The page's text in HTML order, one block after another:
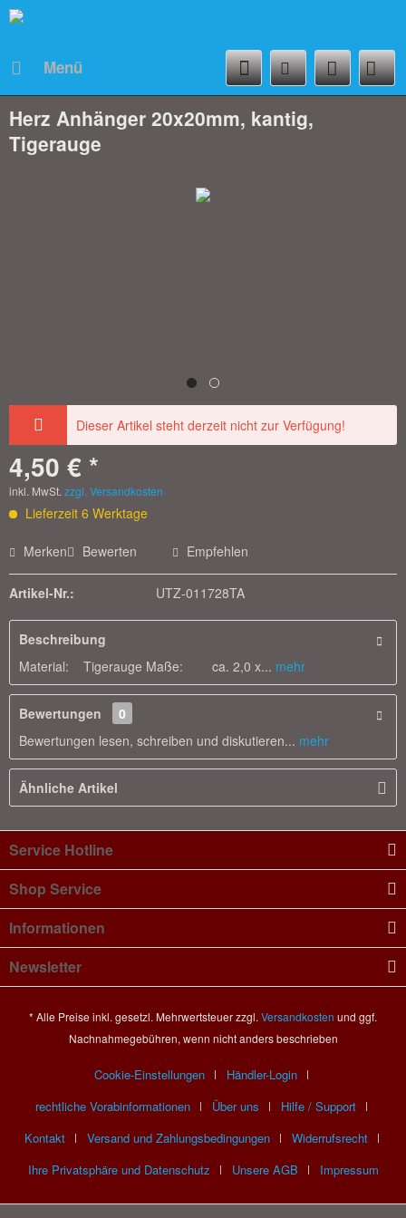
Menü
Herz Anhänger 20x20mm, kantig,
Tigerauge
Dieser Artikel steht derzeit nicht zur Verfügung!
4,50 € *
inkl. MwSt. zzgl. Versandkosten
Lieferzeit 6 Werktage
Merken Bewerten Empfehlen
Artikel-Nr.: UTZ-011728TA
Beschreibung
Material: Tigerauge Maße: ca. 2,0 x... mehr
Bewertungen
0
Bewertungen lesen, schreiben und diskutieren... mehr
Ähnliche Artikel
Service Hotline
Shop Service
Informationen
Newsletter
* Alle Preise inkl. gesetzl. Mehrwertsteuer zzgl. Versandkosten und ggf.
Nachnahmegebühren, wenn nicht anders beschrieben
Cookie-Einstellungen
Händler-Login
rechtliche Vorabinformationen
Über uns
Hilfe / Support
Kontakt
Versand und Zahlungsbedingungen
Widerrufsrecht
Ihre Privatsphäre und Datenschutz
Unsere AGB Impressum